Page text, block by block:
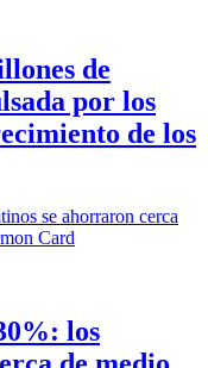
de
por los
de los
los